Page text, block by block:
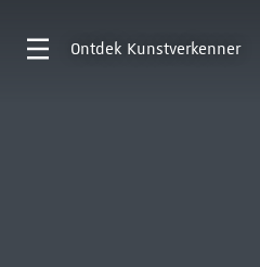
Ontdek Kunstverkenner